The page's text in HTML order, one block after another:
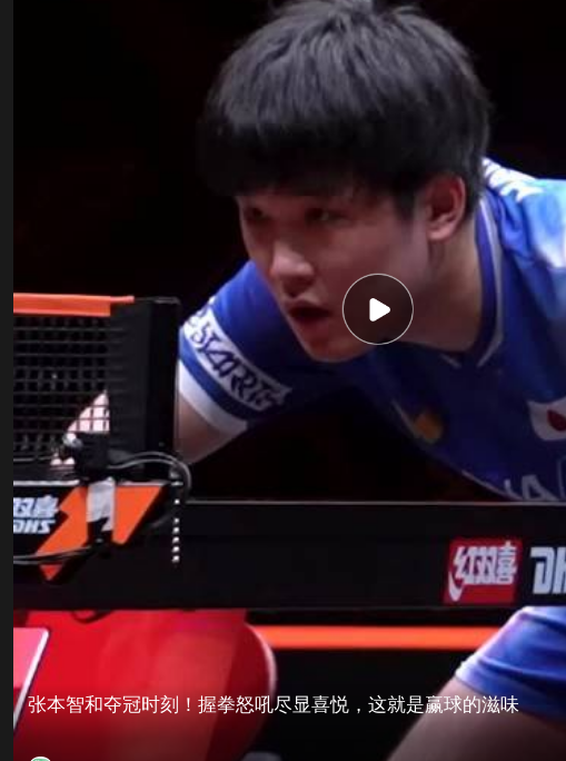
张本智和夺冠时刻！握拳怒吼尽显喜悦，这就是赢球的滋味